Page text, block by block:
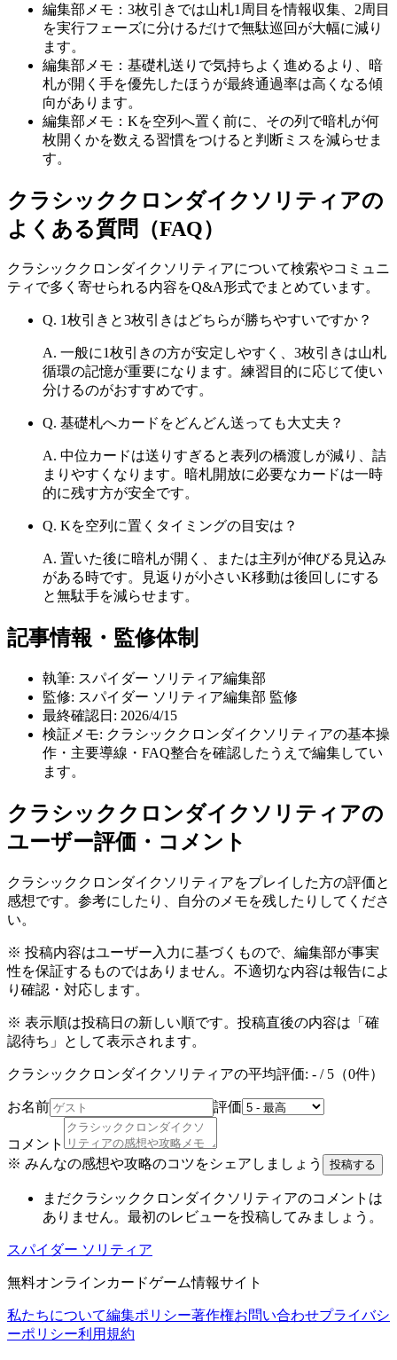
編集部メモ：3枚引きでは山札1周目を情報収集、2周目
を実行フェーズに分けるだけで無駄巡回が大幅に減り
ます。
編集部メモ：基礎札送りで気持ちよく進めるより、暗
札が開く手を優先したほうが最終通過率は高くなる傾
向があります。
編集部メモ：Kを空列へ置く前に、その列で暗札が何
枚開くかを数える習慣をつけると判断ミスを減らせま
す。
クラシッククロンダイクソリティアの
よくある質問（FAQ）
クラシッククロンダイクソリティアについて検索やコミュニ
ティで多く寄せられる内容をQ&A形式でまとめています。
Q. 1枚引きと3枚引きはどちらが勝ちやすいですか？
A. 一般に1枚引きの方が安定しやすく、3枚引きは山札
循環の記憶が重要になります。練習目的に応じて使い
分けるのがおすすめです。
Q. 基礎札へカードをどんどん送っても大丈夫？
A. 中位カードは送りすぎると表列の橋渡しが減り、詰
まりやすくなります。暗札開放に必要なカードは一時
的に残す方が安全です。
Q. Kを空列に置くタイミングの目安は？
A. 置いた後に暗札が開く、または主列が伸びる見込み
がある時です。見返りが小さいK移動は後回しにする
と無駄手を減らせます。
記事情報・監修体制
執筆: スパイダー ソリティア編集部
監修: スパイダー ソリティア編集部 監修
最終確認日: 2026/4/15
検証メモ: クラシッククロンダイクソリティアの基本操
作・主要導線・FAQ整合を確認したうえで編集してい
ます。
クラシッククロンダイクソリティアの
ユーザー評価・コメント
クラシッククロンダイクソリティアをプレイした方の評価と
感想です。参考にしたり、自分のメモを残したりしてくださ
い。
※ 投稿内容はユーザー入力に基づくもので、編集部が事実
性を保証するものではありません。不適切な内容は報告によ
り確認・対応します。
※ 表示順は投稿日の新しい順です。投稿直後の内容は「確
認待ち」として表示されます。
クラシッククロンダイクソリティアの平均評価: - / 5（0件）
お名前 評価
コメント
※ みんなの感想や攻略のコツをシェアしましょう
投稿する
まだクラシッククロンダイクソリティアのコメントは
ありません。最初のレビューを投稿してみましょう。
スパイダー ソリティア
無料オンラインカードゲーム情報サイト
私たちについて編集ポリシー著作権お問い合わせプライバシ
ーポリシー利用規約